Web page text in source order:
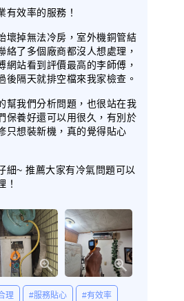
有效率的服務！
壞掉無法冷房，室外機銅管結
絡了多個廠商都沒人想處理，
網站看到評價最高的李師傅，
後隔天就排空檔來我家檢查。
幫我們分析問題，也很站在我
保養好還可以用很久，有別於
只想裝新機，真的覺得貼心
細~ 推薦大家有冷氣問題可以
！
理 #服務貼心 #有效率